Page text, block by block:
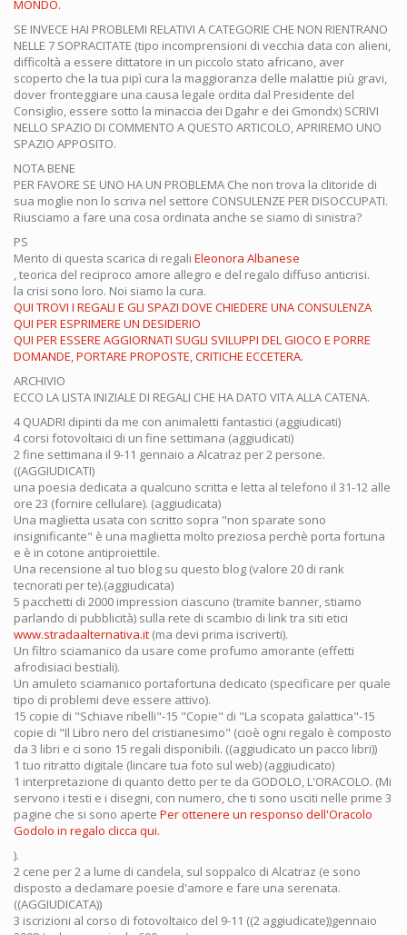
MONDO.
SE INVECE HAI PROBLEMI RELATIVI A CATEGORIE CHE NON RIENTRANO
NELLE 7 SOPRACITATE (tipo incomprensioni di vecchia data con alieni,
difficoltà a essere dittatore in un piccolo stato africano, aver
scoperto che la tua pipì cura la maggioranza delle malattie più gravi,
dover fronteggiare una causa legale ordita dal Presidente del
Consiglio, essere sotto la minaccia dei Dgahr e dei Gmondx) SCRIVI
NELLO SPAZIO DI COMMENTO A QUESTO ARTICOLO, APRIREMO UNO
SPAZIO APPOSITO.
NOTA BENE
PER FAVORE SE UNO HA UN PROBLEMA Che non trova la clitoride di
sua moglie non lo scriva nel settore CONSULENZE PER DISOCCUPATI.
Riusciamo a fare una cosa ordinata anche se siamo di sinistra?
PS
Merito di questa scarica di regali Eleonora Albanese
, teorica del reciproco amore allegro e del regalo diffuso anticrisi.
la crisi sono loro. Noi siamo la cura.
QUI TROVI I REGALI E GLI SPAZI DOVE CHIEDERE UNA CONSULENZA
QUI PER ESPRIMERE UN DESIDERIO
QUI PER ESSERE AGGIORNATI SUGLI SVILUPPI DEL GIOCO E PORRE
DOMANDE, PORTARE PROPOSTE, CRITICHE ECCETERA.
ARCHIVIO
ECCO LA LISTA INIZIALE DI REGALI CHE HA DATO VITA ALLA CATENA.
4 QUADRI dipinti da me con animaletti fantastici (aggiudicati)
4 corsi fotovoltaici di un fine settimana (aggiudicati)
2 fine settimana il 9-11 gennaio a Alcatraz per 2 persone.
((AGGIUDICATI)
una poesia dedicata a qualcuno scritta e letta al telefono il 31-12 alle
ore 23 (fornire cellulare). (aggiudicata)
Una maglietta usata con scritto sopra "non sparate sono
insignificante" è una maglietta molto preziosa perchè porta fortuna
e è in cotone antiproiettile.
Una recensione al tuo blog su questo blog (valore 20 di rank
tecnorati per te).(aggiudicata)
5 pacchetti di 2000 impression ciascuno (tramite banner, stiamo
parlando di pubblicità) sulla rete di scambio di link tra siti etici
www.stradaalternativa.it (ma devi prima iscriverti).
Un filtro sciamanico da usare come profumo amorante (effetti
afrodisiaci bestiali).
Un amuleto sciamanico portafortuna dedicato (specificare per quale
tipo di problemi deve essere attivo).
15 copie di "Schiave ribelli"-15 "Copie" di "La scopata galattica"-15
copie di "Il Libro nero del cristianesimo" (cioè ogni regalo è composto
da 3 libri e ci sono 15 regali disponibili. ((aggiudicato un pacco libri))
1 tuo ritratto digitale (lincare tua foto sul web) (aggiudicato)
1 interpretazione di quanto detto per te da GODOLO, L'ORACOLO. (Mi
servono i testi e i disegni, con numero, che ti sono usciti nelle prime 3
pagine che si sono aperte Per ottenere un responso dell'Oracolo
Godolo in regalo clicca qui.
).
2 cene per 2 a lume di candela, sul soppalco di Alcatraz (e sono
disposto a declamare poesie d'amore e fare una serenata.
((AGGIUDICATA))
3 iscrizioni al corso di fotovoltaico del 9-11 ((2 aggiudicate))gennaio